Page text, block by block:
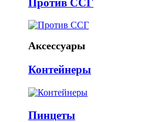
Аксессуары
Контейнеры
Пинцеты